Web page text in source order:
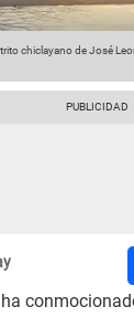
chiclayano de José